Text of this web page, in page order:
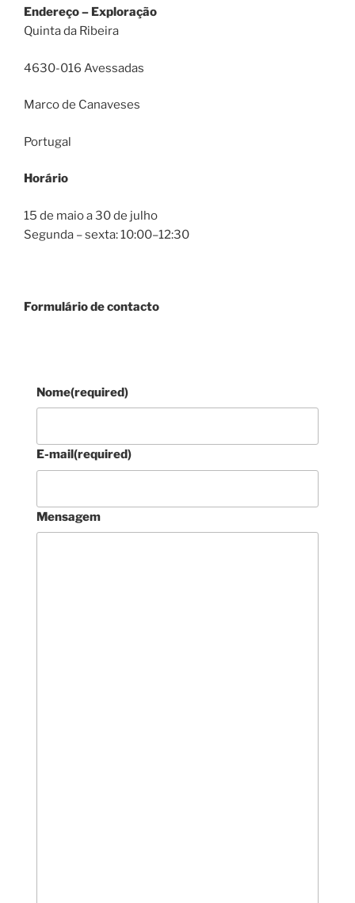
Endereço – Exploração
Quinta da Ribeira
4630-016 Avessadas
Marco de Canaveses
Portugal
Horário
15 de maio a 30 de julho
Segunda – sexta: 10:00–12:30
Formulário de contacto
Nome(required)
E-mail(required)
Mensagem